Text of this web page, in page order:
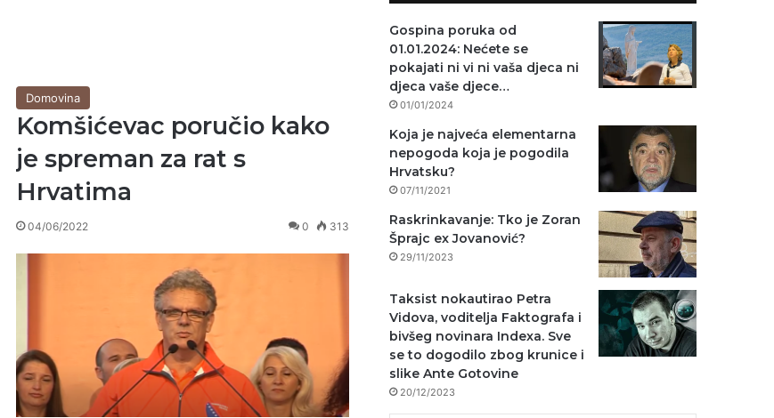
Domovina
Komšićevac poručio kako
je spreman za rat s
Hrvatima
04/06/2022 0 313
Gospina poruka od
01.01.2024: Nećete se
pokajati ni vi ni vaša djeca ni
djeca vaše djece…
01/01/2024
Koja je najveća elementarna
nepogoda koja je pogodila
Hrvatsku?
07/11/2021
Raskrinkavanje: Tko je Zoran
Šprajc ex Jovanović?
29/11/2023
Taksist nokautirao Petra
Vidova, voditelja Faktografa i
bivšeg novinara Indexa. Sve
se to dogodilo zbog krunice i
slike Ante Gotovine
20/12/2023